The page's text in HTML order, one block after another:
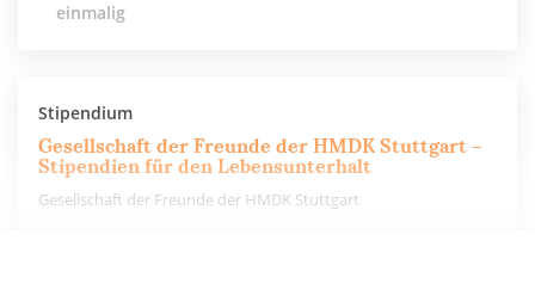
einmalig
Stipendium
Gesellschaft der Freunde der HMDK Stuttgart –
Stipendien für den Lebensunterhalt
Gesellschaft der Freunde der HMDK Stuttgart